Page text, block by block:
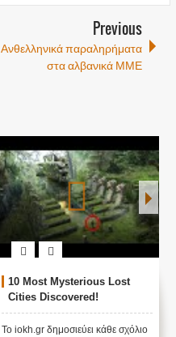
Previous
Ανθελληνικά παραληρήματα
στα αλβανικά ΜΜΕ
10 Most Mysterious Lost
Cities Discovered!
Το iokh.gr δημοσιεύει κάθε σχόλιο